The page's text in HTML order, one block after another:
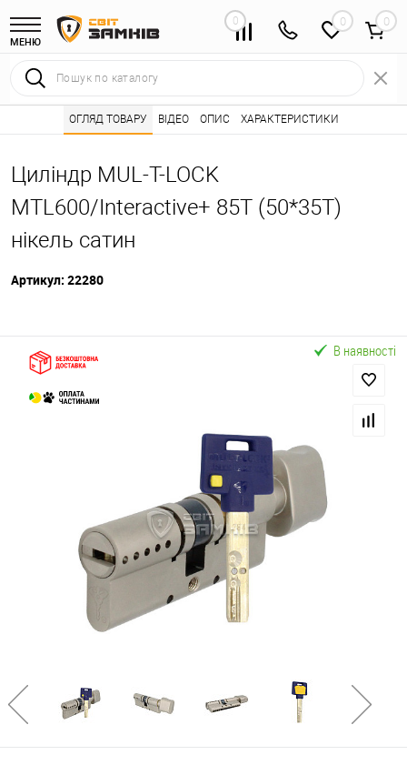
МЕНЮ
0 0
Інтернет магазин замків • Каталог товарів ⭐ • Серцевини
Циліндр MUL-T-LOCK
MTL600/Interactive+ 85T (50*35T)
нікель сатин
Артикул: 22280
ОГЛЯД ТОВАРУ ВІДЕО ОПИС ХАРАКТЕРИСТИКИ
В наявності